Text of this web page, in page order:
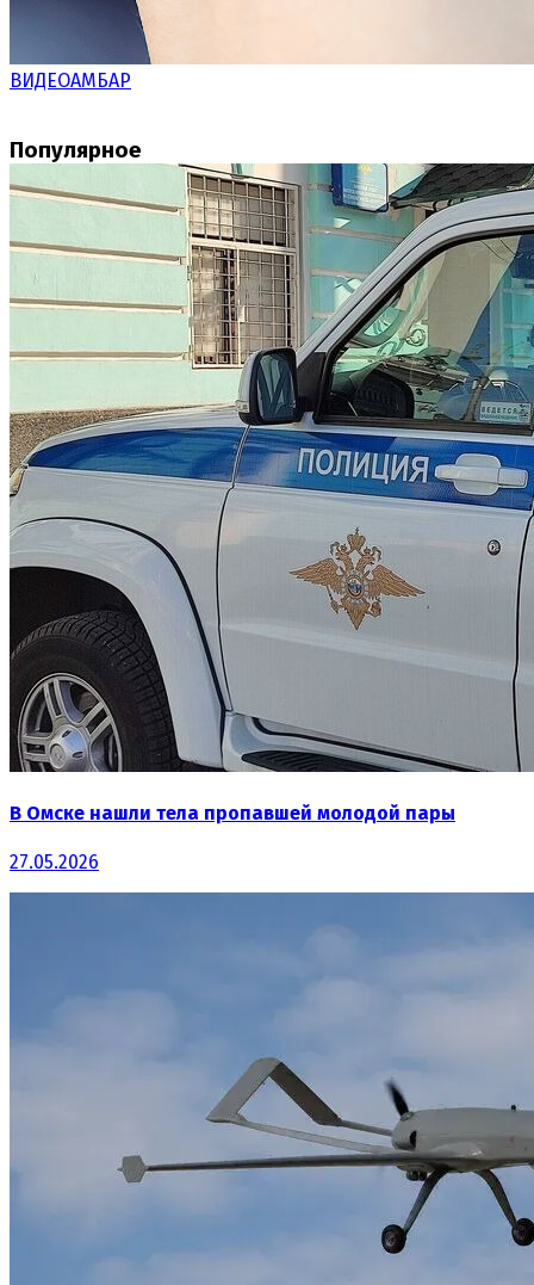
ВИДЕОАМБАР
Популярное
В Омске нашли тела пропавшей молодой пары
27.05.2026